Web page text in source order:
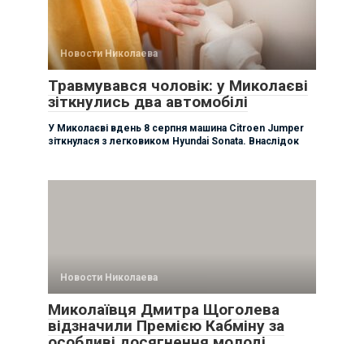
Новости Николаева
Травмувався чоловік: у Миколаєві
зіткнулись два автомобілі
У Миколаєві вдень 8 серпня машина Citroen Jumper
зіткнулася з легковиком Hyundai Sonata. Внаслідок
Новости Николаева
Миколаївця Дмитра Щоголева
відзначили Премією Кабміну за